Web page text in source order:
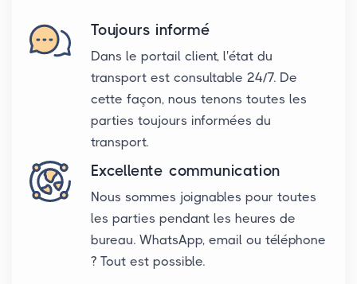
Toujours informé
Dans le portail client, l'état du
transport est consultable 24/7. De
cette façon, nous tenons toutes les
parties toujours informées du
transport.
Excellente communication
Nous sommes joignables pour toutes
les parties pendant les heures de
bureau. WhatsApp, email ou téléphone
? Tout est possible.